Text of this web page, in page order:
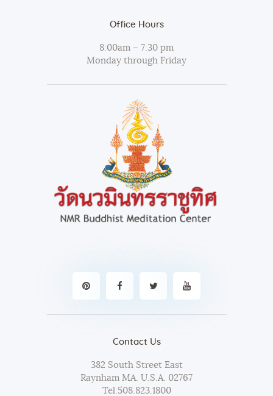
Office Hours
8:00am – 7:30 pm
Monday through Friday
Contact Us
382 South Street East
Raynham MA. U.S.A. 02767
Tel:508.823.1800